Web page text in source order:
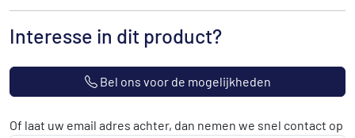
Interesse in dit product?
Bel ons voor de mogelijkheden
Of laat uw email adres achter, dan nemen we snel contact op